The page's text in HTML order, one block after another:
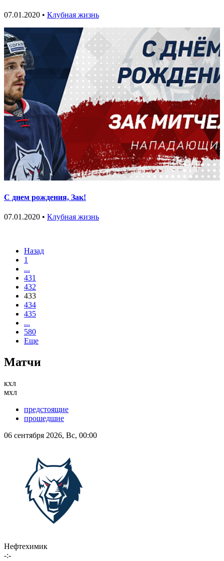
07.01.2020 • Клубная жизнь
С днем рождения, Зак!
07.01.2020 • Клубная жизнь
Назад
1
...
431
432
433
434
435
...
580
Еще
Матчи
кхл
мхл
предстоящие
прошедшие
06 сентября 2026, Вс, 00:00
Нефтехимик
-:-